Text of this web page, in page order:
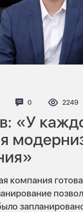
Комментариев:
0 2249
«У
компания